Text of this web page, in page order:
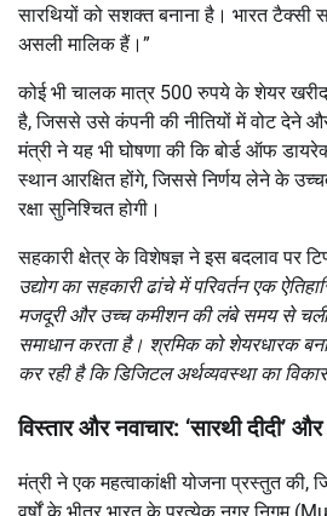
सारथियों को सशक्त बनाना है। भारत टैक्सी
असली मालिक हैं।”
कोई भी चालक मात्र 500 रुपये के शेयर
है, जिससे उसे कंपनी की नीतियों में वोट देने और
मंत्री ने यह भी घोषणा की कि बोर्ड ऑफ
स्थान आरक्षित होंगे, जिससे निर्णय लेने के
रक्षा सुनिश्चित होगी।
सहकारी क्षेत्र के विशेषज्ञ ने इस बदलाव पर
उद्योग का सहकारी ढांचे में परिवर्तन एक
मजदूरी और उच्च कमीशन की लंबे समय से
समाधान करता है। श्रमिक को शेयरधारक
कर रही है कि डिजिटल अर्थव्यवस्था का
विस्तार और नवाचार: ‘सारथी दीदी’ और
मंत्री ने एक महत्वाकांक्षी योजना प्रस्तुत
वर्षों के भीतर भारत के प्रत्येक नगर निगम